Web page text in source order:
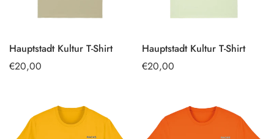
OPTIONEN
AUSWÄHLEN
Hauptstadt Kultur T-Shirt
Regulärer
€20,00
OPTIONEN
AUSWÄHLEN
Hauptstadt Kultur T-Shirt
Regulärer
€20,00